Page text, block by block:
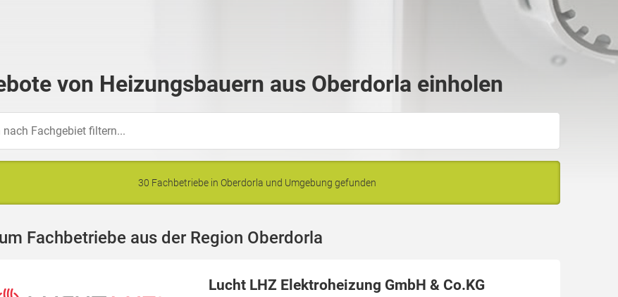
von Heizungsbauern aus Oberdorla einholen
30 Fachbetriebe in Oberdorla und Umgebung gefunden
Fachbetriebe aus der Region Oberdorla
Lucht LHZ Elektroheizung GmbH & Co.KG